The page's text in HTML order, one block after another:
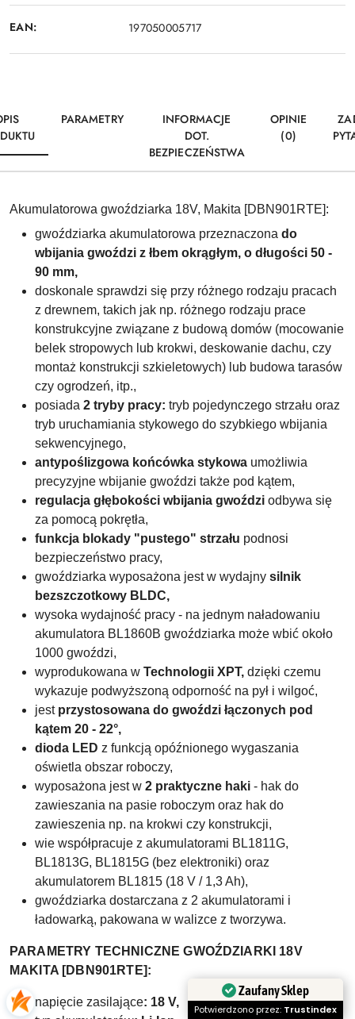
EAN: 197050005717
PARAMETRY
INFORMACJE
DOT.
BEZPIECZEŃSTWA
OPINIE
(0)
Akumulatorowa gwoździarka 18V, Makita [DBN901RTE]:
gwoździarka akumulatorowa przeznaczona do
wbijania gwoździ z łbem okrągłym, o długości 50 -
90 mm,
doskonale sprawdzi się przy różnego rodzaju pracach
z drewnem, takich jak np. różnego rodzaju prace
konstrukcyjne związane z budową domów (mocowanie
belek stropowych lub krokwi, deskowanie dachu, czy
montaż konstrukcji szkieletowych) lub budowa tarasów
czy ogrodzeń, itp.,
posiada 2 tryby pracy: tryb pojedynczego strzału oraz
tryb uruchamiania stykowego do szybkiego wbijania
sekwencyjnego,
antypoślizgowa końcówka stykowa umożliwia
precyzyjne wbijanie gwoździ także pod kątem,
regulacja głębokości wbijania gwoździ odbywa się
za pomocą pokrętła,
funkcja blokady "pustego" strzału podnosi
bezpieczeństwo pracy,
gwoździarka wyposażona jest w wydajny silnik
bezszczotkowy BLDC,
wysoka wydajność pracy - na jednym naładowaniu
akumulatora BL1860B gwoździarka może wbić około
1000 gwoździ,
wyprodukowana w Technologii XPT, dzięki czemu
wykazuje podwyższoną odporność na pył i wilgoć,
jest przystosowana do gwoździ łączonych pod
kątem 20 - 22°,
dioda LED z funkcją opóźnionego wygaszania
oświetla obszar roboczy,
wyposażona jest w 2 praktyczne haki - hak do
zawieszania na pasie roboczym oraz hak do
zawieszenia np. na krokwi czy konstrukcji,
wie współpracuje z akumulatorami BL1811G,
BL1813G, BL1815G (bez elektroniki) oraz
akumulatorem BL1815 (18 V / 1,3 Ah),
gwoździarka dostarczana z 2 akumulatorami i
ładowarką, pakowana w walizce z tworzywa.
PARAMETRY TECHNICZNE GWOŹDZIARKI 18V
MAKITA [DBN901RTE]:
napięcie zasilające: 18 V,
Zaufany Sklep
Potwierdzono przez: Trustindex